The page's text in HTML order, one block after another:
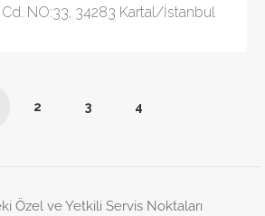
NO:33, 34283 Kartal/İstanbul
2 3 4
Özel ve Yetkili Servis Noktaları